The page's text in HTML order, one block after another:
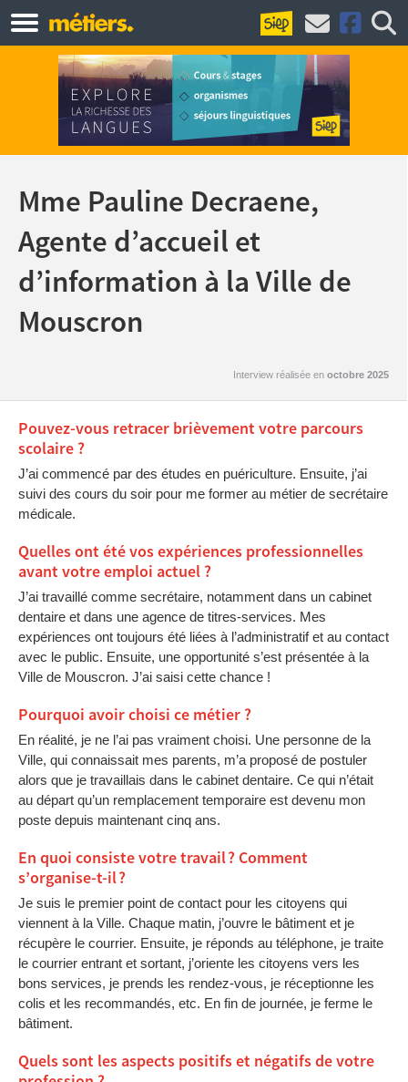
Mme Pauline Decraene,
Agente d’accueil et
d’information à la Ville de
Mouscron
Interview réalisée en octobre 2025
Pouvez-vous retracer brièvement votre parcours
scolaire ?
J’ai commencé par des études en puériculture. Ensuite, j’ai
suivi des cours du soir pour me former au métier de secrétaire
médicale.
Quelles ont été vos expériences professionnelles
avant votre emploi actuel ?
J’ai travaillé comme secrétaire, notamment dans un cabinet
dentaire et dans une agence de titres-services. Mes
expériences ont toujours été liées à l’administratif et au contact
avec le public. Ensuite, une opportunité s’est présentée à la
Ville de Mouscron. J’ai saisi cette chance !
Pourquoi avoir choisi ce métier ?
En réalité, je ne l’ai pas vraiment choisi. Une personne de la
Ville, qui connaissait mes parents, m’a proposé de postuler
alors que je travaillais dans le cabinet dentaire. Ce qui n’était
au départ qu’un remplacement temporaire est devenu mon
poste depuis maintenant cinq ans.
En quoi consiste votre travail ? Comment
s’organise-t-il ?
Je suis le premier point de contact pour les citoyens qui
viennent à la Ville. Chaque matin, j’ouvre le bâtiment et je
récupère le courrier. Ensuite, je réponds au téléphone, je traite
le courrier entrant et sortant, j’oriente les citoyens vers les
bons services, je prends les rendez-vous, je réceptionne les
colis et les recommandés, etc. En fin de journée, je ferme le
bâtiment.
Quels sont les aspects positifs et négatifs de votre